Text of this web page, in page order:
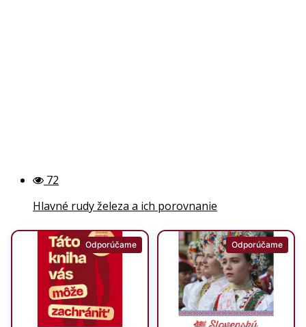
72
Hlavné rudy železa a ich porovnanie